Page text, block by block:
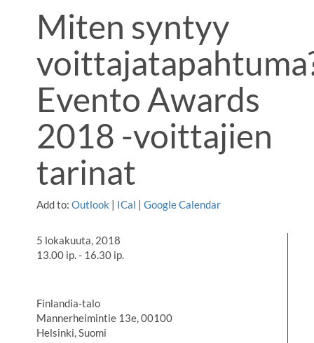
Miten syntyy
Evento Awards
2018 -voittajien
tarinat
Add to: Outlook | ICal |Google Calendar
5 lokakuuta, 2018
13.00 ip. - 16.30 ip.
Finlandia-talo
Mannerheimintie 13e, 00100
Helsinki, Suomi